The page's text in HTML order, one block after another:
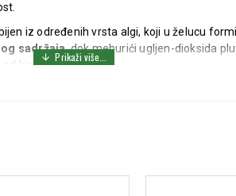
iz određenih vrsta algi, koji u želucu
sadržaja, dok mehurići ugljen-dioksida
od kiseline.